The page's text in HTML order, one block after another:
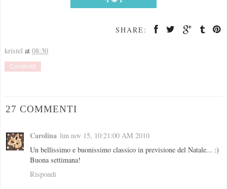
SHARE:
kristel at 08:30
Condividi
27 COMMENTI
Carolina lun nov 15, 10:21:00 AM 2010
Un bellissimo e buonissimo classico in previsione del Natale... :)
Buona settimana!
Rispondi